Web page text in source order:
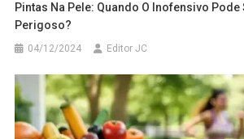
Pintas Na Pele: Quando O Inofensivo Pode
Perigoso?
04/12/2024 Editor JC